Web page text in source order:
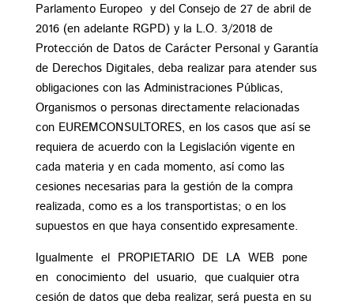
Parlamento Europeo y del Consejo de 27 de abril de
2016 (en adelante RGPD) y la L.O. 3/2018 de
Protección de Datos de Carácter Personal y Garantía
de Derechos Digitales, deba realizar para atender sus
obligaciones con las Administraciones Públicas,
Organismos o personas directamente relacionadas
con EUREMCONSULTORES, en los casos que así se
requiera de acuerdo con la Legislación vigente en
cada materia y en cada momento, así como las
cesiones necesarias para la gestión de la compra
realizada, como es a los transportistas; o en los
supuestos en que haya consentido expresamente.
Igualmente el PROPIETARIO DE LA WEB pone
en conocimiento del usuario, que cualquier otra
cesión de datos que deba realizar, será puesta en su